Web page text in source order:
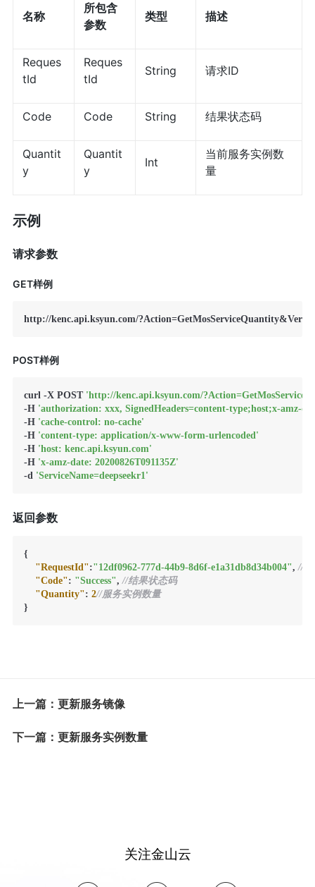
名称
所包含
参数
类型 描述
Reques
tId
Reques
tId
String 请求ID
Code Code String 结果状态码
Quantit
y
Quantit
y
Int
当前服务实例数
量
示例
请求参数
GET样例
http://kenc.api.ksyun.com/
POST样例
curl -X POST 'http://kenc.api.ksyun.com/
-H 'authorization: xxx, SignedHeaders=content-type;host;x-amz-
-H 'cache-control: no-cache'
-H 'content-type: application/x-www-form-urlencoded'
-H 'host: kenc.api.ksyun.com'
-H 'x-amz-date: 20200826T091135Z'
-d 'ServiceName=deepseekr1'
返回参数
{
"RequestId":"12df0962-777d-44b9-8d6f-e1a31db8d34b004", //
"Code": "Success", //结果状态码
"Quantity": 2//服务实例数量
}
上一篇：更新服务镜像
下一篇：更新服务实例数量
关注金山云